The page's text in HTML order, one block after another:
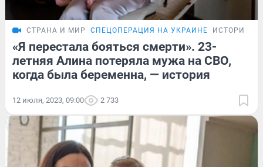
СТРАНА И МИР СПЕЦОПЕРАЦИЯ НА УКРАИНЕ ИСТОРИИ
«Я перестала бояться смерти». 23-
летняя Алина потеряла мужа на СВО,
когда была беременна, — история
12 июля, 2023, 09:00 2 733